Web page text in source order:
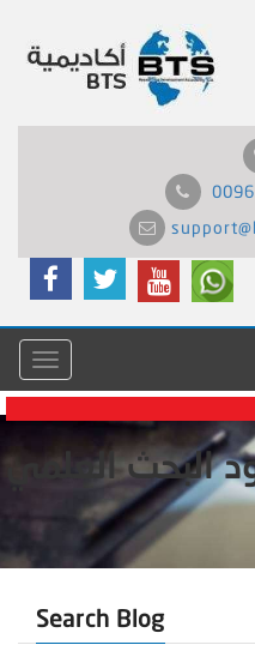
Menu
البحث العلمي
Search Blog